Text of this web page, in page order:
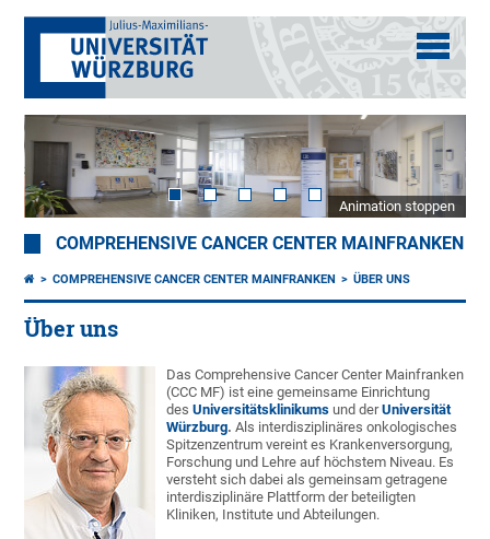
Animation stoppen
COMPREHENSIVE CANCER CENTER MAINFRANKEN
COMPREHENSIVE CANCER CENTER MAINFRANKEN ÜBER UNS
Über uns
Das Comprehensive Cancer Center Mainfranken
(CCC MF) ist eine gemeinsame Einrichtung
desUniversitätsklinikums und derUniversität
Würzburg.Als interdisziplinäres onkologisches
Spitzenzentrum vereint es Krankenversorgung,
Forschung und Lehre auf höchstem Niveau. Es
versteht sich dabei als gemeinsam getragene
interdisziplinäre Plattform der beteiligten
Kliniken, Institute und Abteilungen.